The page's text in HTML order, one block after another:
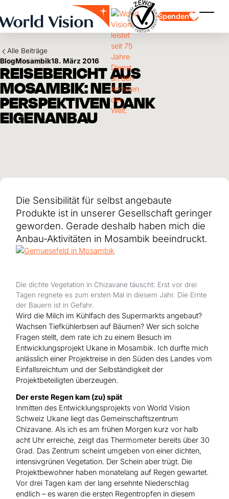
Spenden
Kinderpatenschaft
Kinderpatenschaft
Testament und Legat
Erdbeben Venezuela
Hilfe für Ukraine
Hilfe für Sudan
Hilfe für Afghanistan
Alle Nothilfe-Projekte
Mittelverwendung
Jahresbericht und Finanzen
Afrika
Asien
Naher Osten und Europa
Alle Beiträge
BlogMosambik18. März 2016
REISEBERICHT AUS
MOSAMBIK: NEUE
PERSPEKTIVEN DANK
EIGENANBAU
Die Sensibilität für selbst angebaute
Produkte ist in unserer Gesellschaft geringer
geworden. Gerade deshalb haben mich die
Anbau-Aktivitäten in Mosambik beeindruckt.
Die dichte Vegetation in Chizavane täuscht: Erst vor drei
Tagen regnete es zum ersten Mal in diesem Jahr. Die Ernte
der Bauern ist in Gefahr.
Wird die Milch im Kühlfach des Supermarkts angebaut?
Wachsen Tiefkühlerbsen auf Bäumen? Wer sich solche
Fragen stellt, dem rate ich zu einem Besuch im
Entwicklungsprojekt Ukane in Mosambik. Ich durfte mich
anlässlich einer Projektreise in den Süden des Landes vom
Einfallsreichtum und der Selbständigkeit der
Projektbeteiligten überzeugen.
Der erste Regen kam (zu) spät
Inmitten des Entwicklungsprojekts von World Vision
Schweiz Ukane liegt das Gemeinschaftszentrum
Chizavane. Als ich es am frühen Morgen kurz vor halb
acht Uhr erreiche, zeigt das Thermometer bereits über 30
Grad. Das Zentrum scheint umgeben von einer dichten,
intensivgrünen Vegetation. Der Schein aber trügt. Die
Projektbewohner haben monatelang auf Regen gewartet.
Vor drei Tagen kam der lang ersehnte Niederschlag
endlich – es waren die ersten Regentropfen in diesem